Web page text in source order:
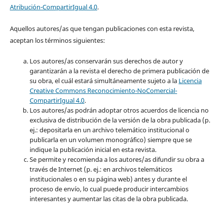
Atribución-CompartirIgual 4.0.
Aquellos autores/as que tengan publicaciones con esta revista,
aceptan los términos siguientes:
Los autores/as conservarán sus derechos de autor y
garantizarán a la revista el derecho de primera publicación de
su obra, el cuál estará simultáneamente sujeto a la Licencia
Creative Commons Reconocimiento-NoComercial-
CompartirIgual 4.0.
Los autores/as podrán adoptar otros acuerdos de licencia no
exclusiva de distribución de la versión de la obra publicada (p.
ej.: depositarla en un archivo telemático institucional o
publicarla en un volumen monográfico) siempre que se
indique la publicación inicial en esta revista.
Se permite y recomienda a los autores/as difundir su obra a
través de Internet (p. ej.: en archivos telemáticos
institucionales o en su página web) antes y durante el
proceso de envío, lo cual puede producir intercambios
interesantes y aumentar las citas de la obra publicada.